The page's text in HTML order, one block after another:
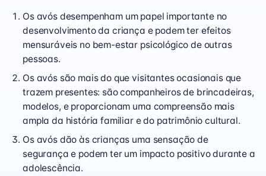
Os avós desempenham um papel importante no
desenvolvimento da criança e podem ter efeitos
mensuráveis ​​no bem-estar psicológico de outras
pessoas.
Os avós são mais do que visitantes ocasionais que
trazem presentes: são companheiros de brincadeiras,
modelos, e proporcionam uma compreensão mais
ampla da história familiar e do patrimônio cultural.
Os avós dão às crianças uma sensação de
segurança e podem ter um impacto positivo durante a
adolescência.